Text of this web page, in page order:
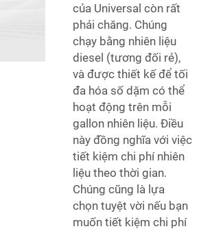
của Universal còn rất
phải chăng. Chúng
chạy bằng nhiên liệu
diesel (tương đối rẻ),
và được thiết kế để tối
đa hóa số dặm có thể
hoạt động trên mỗi
gallon nhiên liệu. Điều
này đồng nghĩa với việc
tiết kiệm chi phí nhiên
liệu theo thời gian.
Chúng cũng là lựa
chọn tuyệt vời nếu bạn
muốn tiết kiệm chi phí